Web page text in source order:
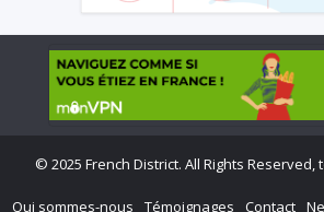
© 2025 French District. All Rights
Qui sommes-nous Témoignages Contact